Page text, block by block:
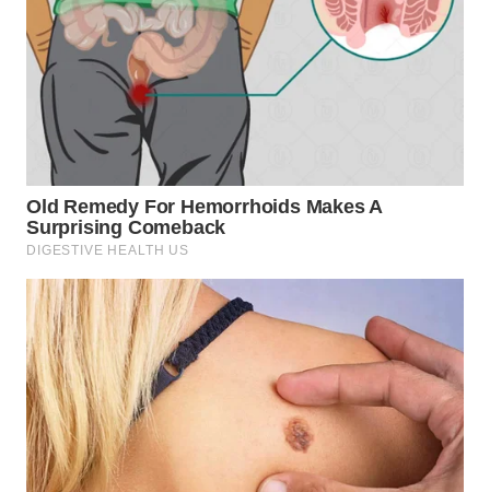
WN
BOROBUDUR
MADURA
WN
SURABAYA
WN
NATUNA
WN
BINTAN
WN
MANDALIKA